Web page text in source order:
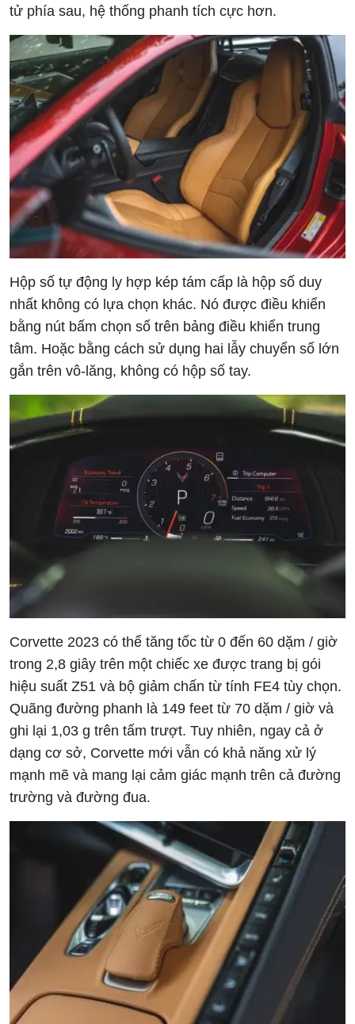
tử phía sau, hệ thống phanh tích cực hơn.
Hộp số tự động ly hợp kép tám cấp là hộp số duy
nhất không có lựa chọn khác. Nó được điều khiển
bằng nút bấm chọn số trên bảng điều khiển trung
tâm. Hoặc bằng cách sử dụng hai lẫy chuyển số lớn
gắn trên vô-lăng, không có hộp số tay.
Corvette 2023 có thể tăng tốc từ 0 đến 60 dặm / giờ
trong 2,8 giây trên một chiếc xe được trang bị gói
hiệu suất Z51 và bộ giảm chấn từ tính FE4 tùy chọn.
Quãng đường phanh là 149 feet từ 70 dặm / giờ và
ghi lại 1,03 g trên tấm trượt. Tuy nhiên, ngay cả ở
dạng cơ sở, Corvette mới vẫn có khả năng xử lý
mạnh mẽ và mang lại cảm giác mạnh trên cả đường
trường và đường đua.